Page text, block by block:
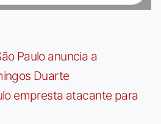
Paulo anuncia a
Duarte
empresta atacante para